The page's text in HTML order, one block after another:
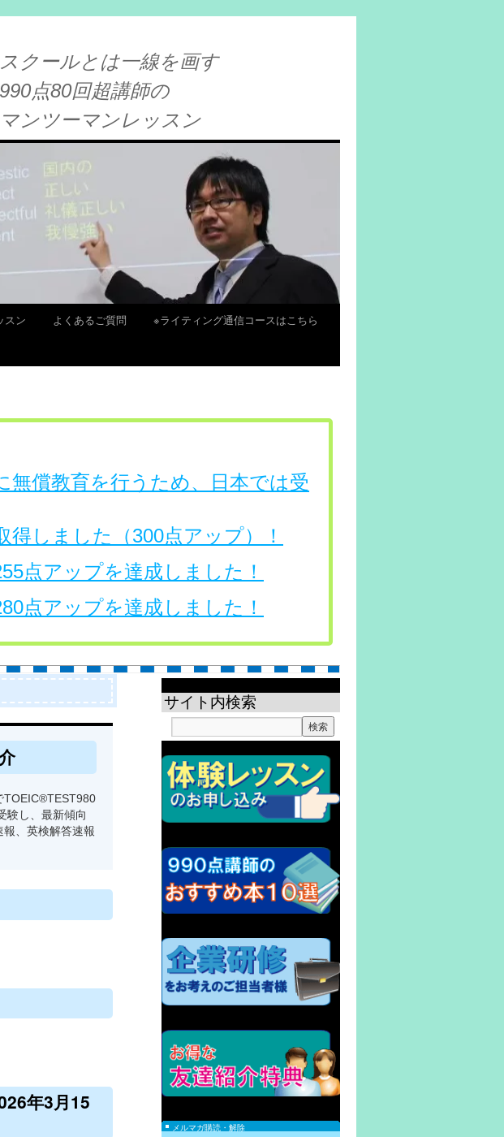
スクールとは一線を画す
990点80回超講師の
マンツーマンレッスン
スン よくあるご質問
※ライティング通信コースはこちら
無償教育を行うため、日本では受
しました（300点アップ）！
点アップを達成しました！
点アップを達成しました！
TOEIC®TEST980
験し、最新傾向
、英検解答速報
年3月15
サイト内検索
メルマガ購読・解除